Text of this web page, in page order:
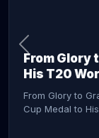
From Glory
His T20
From Glory to
Cup Medal to